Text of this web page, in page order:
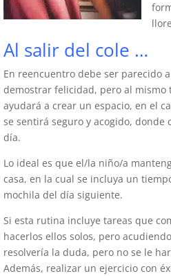
Al salir del cole …
En reencuentro debe ser parecido
demostrar felicidad, pero al mismo
ayudará a crear un espacio, en el
se sentirá seguro y acogido,
día.
Lo ideal es que el/la niño/a
casa, en la cual se incluya un
mochila del día siguiente.
Si esta rutina incluye tareas que
hacerlos ellos solos, pero
resolvería la duda, pero no se le
Además, realizar un ejercicio con